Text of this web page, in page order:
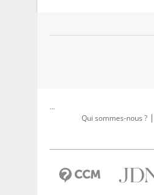
...
Qui sommes-nous ?